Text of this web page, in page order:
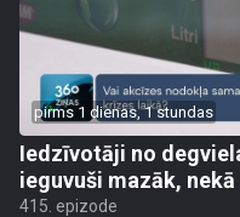
pirms 1 dienas, 1 stundas
Iedzīvotāji no
ieguvuši mazāk,
415. epizode